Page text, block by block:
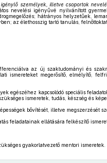
személyek, illetve csoportok
nevelési igényűvé nyilvánított
hátrányos helyzetűek,
az élethosszig tartó tanulás,
az új szaktudományi és
ismereteket megerősítő, elmélyítő,
egészéhez kapcsolódó speciális
ismeretek, tudás, készség és
bővítését, illetve megszerzését
feladatainak ellátására felkészítő
gyakorlatvezető mentori ismeretek.